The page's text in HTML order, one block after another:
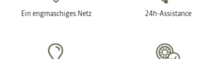
Ein engmaschiges Netz 24h-Assistance